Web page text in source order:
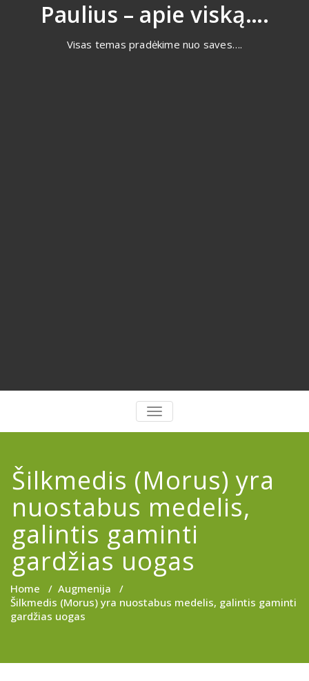
Paulius – apie viską….
Visas temas pradėkime nuo saves….
PERJUNGTI
NAVIGACIJĄ
Šilkmedis (Morus) yra
nuostabus medelis,
galintis gaminti
gardžias uogas
Home / Augmenija /
Šilkmedis (Morus) yra nuostabus medelis, galintis gaminti
gardžias uogas